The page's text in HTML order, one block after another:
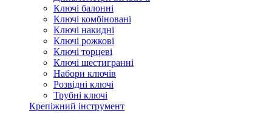
Ключі балонні
Ключі комбіновані
Ключі накидні
Ключі рожкові
Ключі торцеві
Ключі шестигранні
Набори ключів
Розвідні ключі
Трубні ключі
Крепіжний інструмент